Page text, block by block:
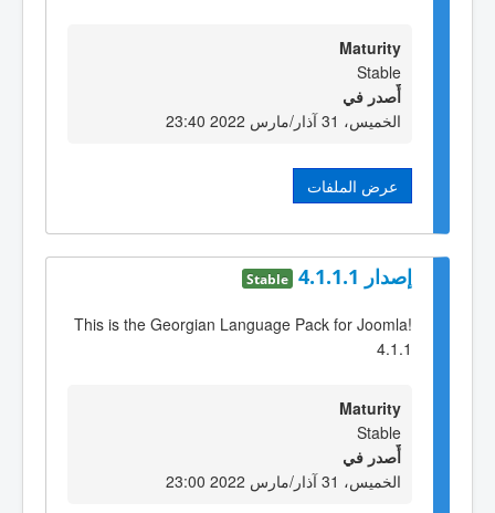
Maturity
Stable
أٌصدر في
الخميس، 31 آذار/مارس 2022 23:40
عرض الملفات
إصدار 4.1.1.1 Stable
This is the Georgian Language Pack for Joomla!
4.1.1
Maturity
Stable
أٌصدر في
الخميس، 31 آذار/مارس 2022 23:00